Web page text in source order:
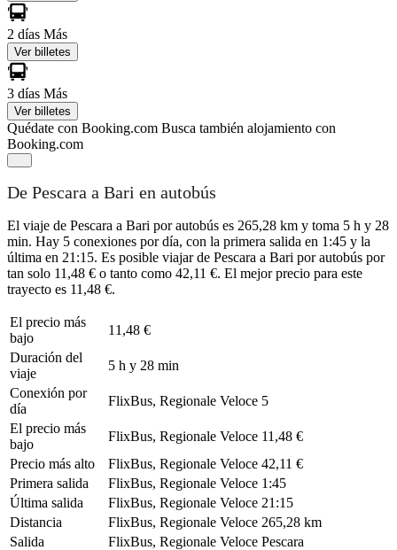
2 días Más
Ver billetes
3 días Más
Ver billetes
Quédate con Booking.com Busca también alojamiento con
Booking.com
De Pescara a Bari en autobús
El viaje de Pescara a Bari por autobús es 265,28 km y toma 5 h y 28
min. Hay 5 conexiones por día, con la primera salida en 1:45 y la
última en 21:15. Es posible viajar de Pescara a Bari por autobús por
tan solo 11,48 € o tanto como 42,11 €. El mejor precio para este
trayecto es 11,48 €.
El precio más
bajo
11,48 €
Duración del
viaje
5 h y 28 min
Conexión por
día
FlixBus, Regionale Veloce 5
El precio más
bajo
FlixBus, Regionale Veloce 11,48 €
Precio más alto
FlixBus, Regionale Veloce 42,11 €
Primera salida
FlixBus, Regionale Veloce 1:45
Última salida
FlixBus, Regionale Veloce 21:15
Distancia
FlixBus, Regionale Veloce 265,28 km
Salida
FlixBus, Regionale Veloce Pescara